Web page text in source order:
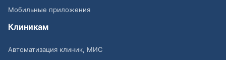
Мобильные приложения
Клиникам
Автоматизация клиник, МИС